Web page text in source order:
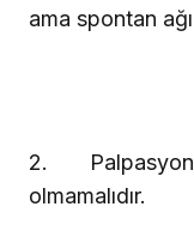
ama spontan ağı
2.
olmamalıdır.